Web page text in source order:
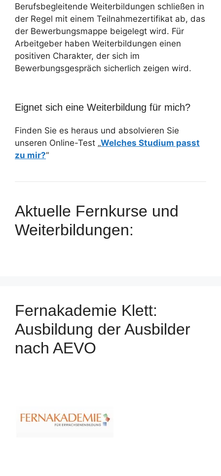
Berufsbegleitende Weiterbildungen schließen in
der Regel mit einem Teilnahmezertifikat ab, das
der Bewerbungsmappe beigelegt wird. Für
Arbeitgeber haben Weiterbildungen einen
positiven Charakter, der sich im
Bewerbungsgespräch sicherlich zeigen wird.
Eignet sich eine Weiterbildung für mich?
Finden Sie es heraus und absolvieren Sie
unseren Online-Test „Welches Studium passt
zu mir?“
Aktuelle Fernkurse und
Weiterbildungen:
Fernakademie Klett:
Ausbildung der Ausbilder
nach AEVO